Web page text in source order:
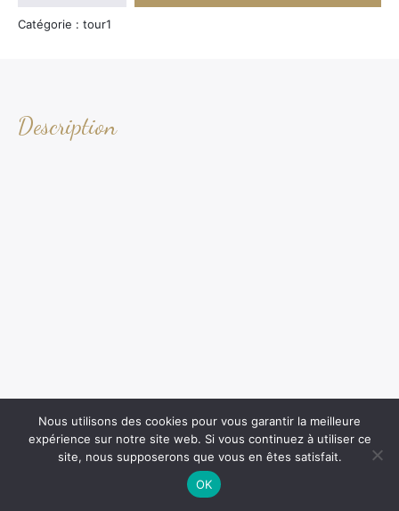
2026_FSGT_Samedi_tour1_028
Catégorie : tour1
Description
Nous utilisons des cookies pour vous garantir la meilleure
expérience sur notre site web. Si vous continuez à utiliser ce
site, nous supposerons que vous en êtes satisfait.
OK